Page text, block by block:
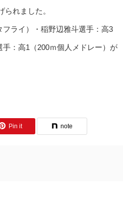
れました。
ライ）・稲野辺雅斗選手：高3
手：高1（200ｍ個人メドレー）が
Pin it note